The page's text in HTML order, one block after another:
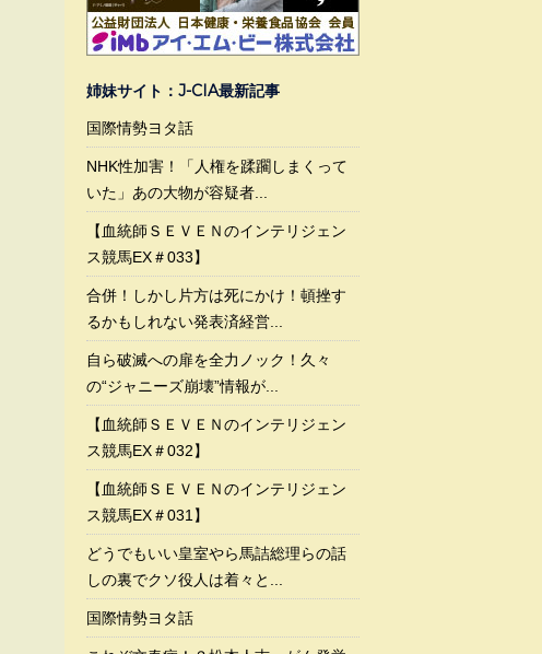
姉妹サイト：J-CIA最新記事
国際情勢ヨタ話
NHK性加害！「人権を蹂躙しまくって
いた」あの大物が容疑者...
【血統師ＳＥＶＥＮのインテリジェン
ス競馬EX＃033】
合併！しかし片方は死にかけ！頓挫す
るかもしれない発表済経営...
自ら破滅への扉を全力ノック！久々
の“ジャニーズ崩壊”情報が...
【血統師ＳＥＶＥＮのインテリジェン
ス競馬EX＃032】
【血統師ＳＥＶＥＮのインテリジェン
ス競馬EX＃031】
どうでもいい皇室やら馬詰総理らの話
しの裏でクソ役人は着々と...
国際情勢ヨタ話